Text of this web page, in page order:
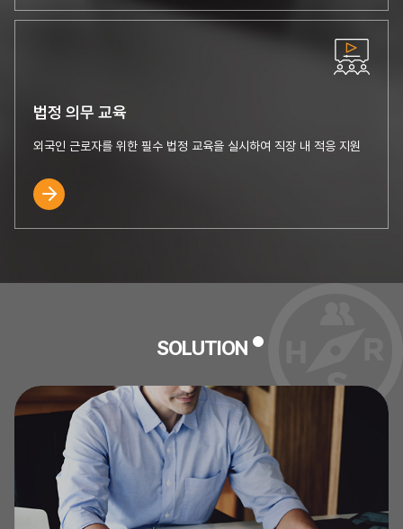
법정 의무 교육
외국인 근로자를 위한 필수 법정 교육을 실시하여 직장 내 적응 지원
SOLUTION